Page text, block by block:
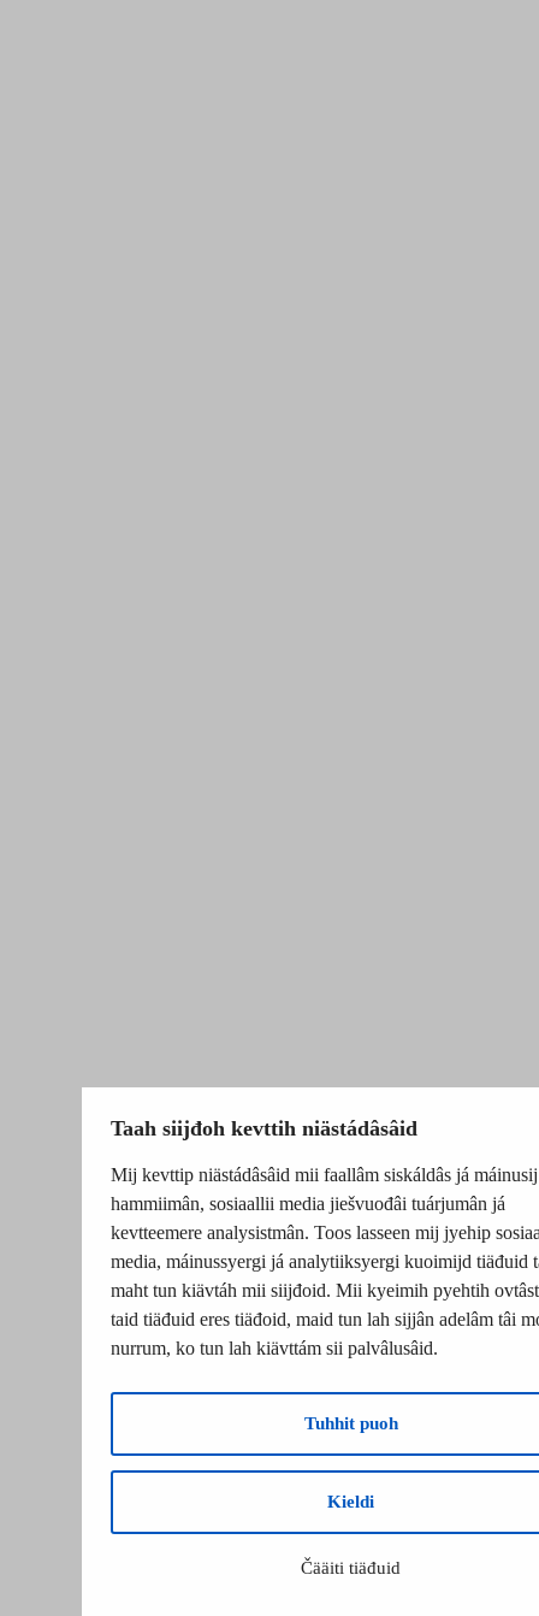
Taah siijđoh kevttih niästádâsâid
Mij kevttip niästádâsâid mii faallâm siskáldâs já máinusij
hammiimân, sosiaallii media jiešvuođâi tuárjumân já
kevtteemere analysistmân. Toos lasseen mij jyehip
media, máinussyergi já analytiiksyergi kuoimijd tiäđuid
maht tun kiävtáh mii siijđoid. Mii kyeimih pyehtih
taid tiäđuid eres tiäđoid, maid tun lah sijjân adelâm tâi
nurrum, ko tun lah kiävttám sii palvâlusâid.
Tuhhit puoh
Kieldi
Čääiti tiäđuid